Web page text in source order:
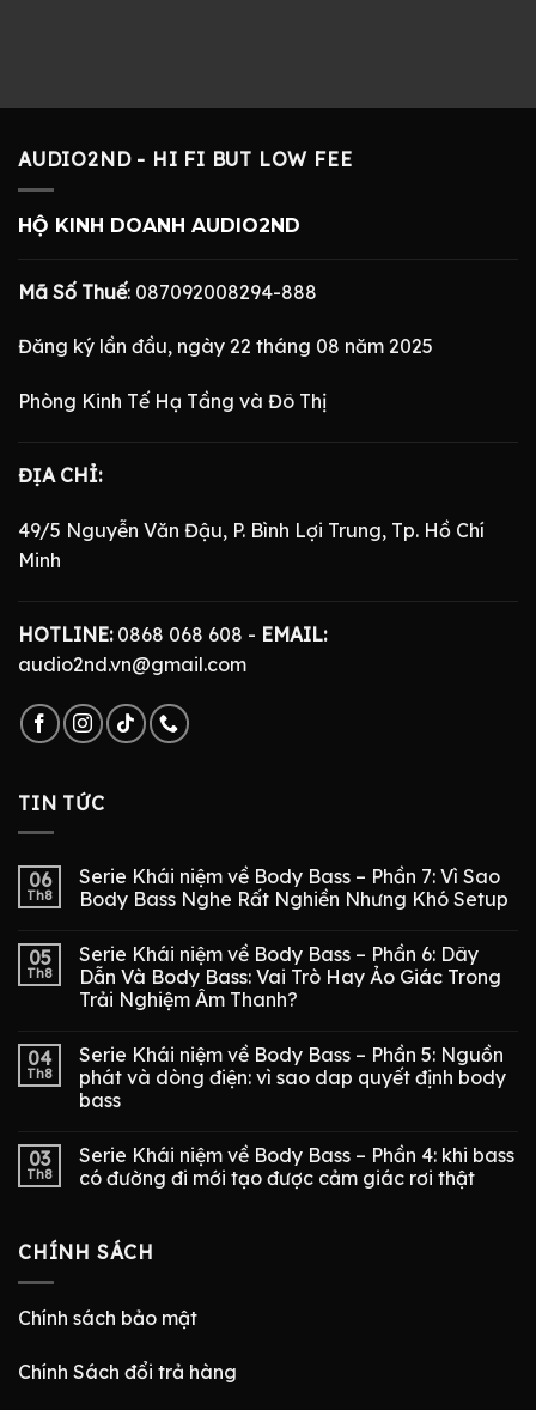
AUDIO2ND - HI FI BUT LOW FEE
HỘ KINH DOANH AUDIO2ND
Mã Số Thuế: 087092008294-888
Đăng ký lần đầu, ngày 22 tháng 08 năm 2025
Phòng Kinh Tế Hạ Tầng và Đô Thị
ĐỊA CHỈ:
49/5 Nguyễn Văn Đậu, P. Bình Lợi Trung, Tp. Hồ Chí
Minh
HOTLINE:0868 068 608 - EMAIL:
audio2nd.vn@gmail.com
TIN TỨC
06
Th8
Serie Khái niệm về Body Bass – Phần 7: Vì Sao
Body Bass Nghe Rất Nghiền Nhưng Khó Setup
05
Th8
Serie Khái niệm về Body Bass – Phần 6: Dây
Dẫn Và Body Bass: Vai Trò Hay Ảo Giác Trong
Trải Nghiệm Âm Thanh?
04
Th8
Serie Khái niệm về Body Bass – Phần 5: Nguồn
phát và dòng điện: vì sao dap quyết định body
bass
03
Th8
Serie Khái niệm về Body Bass – Phần 4: khi bass
có đường đi mới tạo được cảm giác rơi thật
CHÍNH SÁCH
Chính sách bảo mật
Chính Sách đổi trả hàng